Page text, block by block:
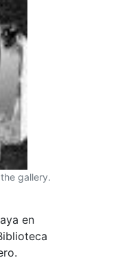
gallery.
en